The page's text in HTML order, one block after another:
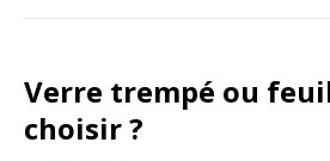
Verre trempé ou
choisir ?